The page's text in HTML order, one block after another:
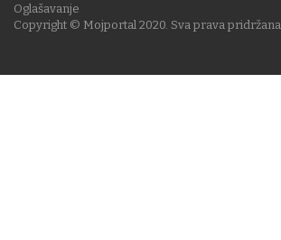
Copyright © Mojportal 2020. Sva prava pridržana.
Oglašavanje